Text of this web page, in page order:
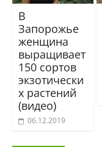
В
Запорожье
женщина
выращивает
150 сортов
экзотически
х растений
(видео)
06.12.2019